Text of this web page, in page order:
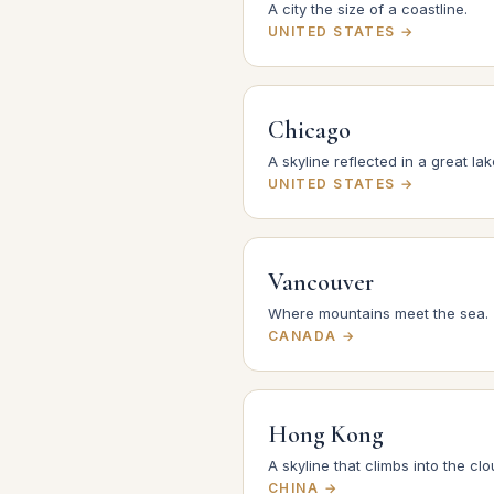
A city the size of a coastline.
UNITED STATES →
Chicago
A skyline reflected in a great
UNITED STATES →
Vancouver
Where mountains meet the sea.
CANADA →
Hong Kong
A skyline that climbs into the
CHINA →